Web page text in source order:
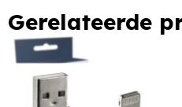
Gerelateerde